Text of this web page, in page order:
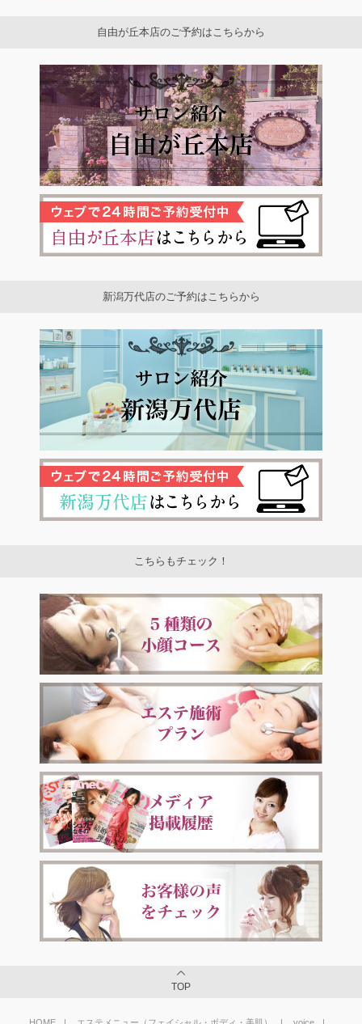
自由が丘本店のご予約はこちらから
新潟万代店のご予約はこちらから
こちらもチェック！
TOP